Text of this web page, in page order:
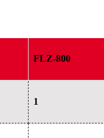
FLZ-800
1